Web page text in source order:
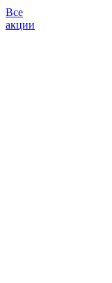
Все
акции